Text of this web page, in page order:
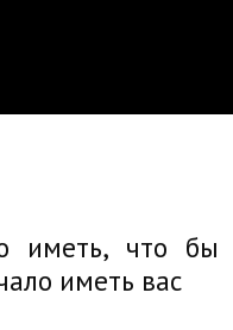
иметь, что бы
иметь вас